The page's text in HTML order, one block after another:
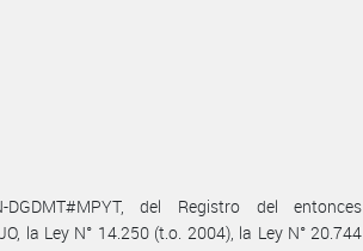
DGDMT#MPYT, del Registro del entonces
la Ley N° 14.250 (t.o. 2004), la Ley N° 20.744